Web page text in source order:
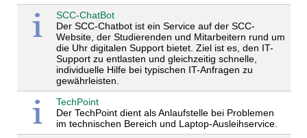
SCC-ChatBot
Der SCC-Chatbot ist ein Service auf der SCC-
Website, der Studierenden und Mitarbeitern rund um
die Uhr digitalen Support bietet. Ziel ist es, den IT-
Support zu entlasten und gleichzeitig schnelle,
individuelle Hilfe bei typischen IT-Anfragen zu
gewährleisten.
TechPoint
Der TechPoint dient als Anlaufstelle bei Problemen
im technischen Bereich und Laptop-Ausleihservice.